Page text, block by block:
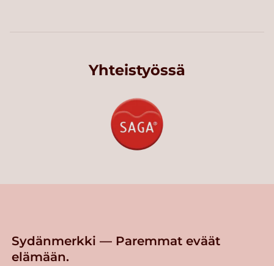
Yhteistyössä
Sydänmerkki — Paremmat eväät
elämään.